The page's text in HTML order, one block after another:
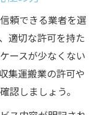
頼できる業者を選
適切な許可を持た
ースが少なくない
集運搬業の許可や
認しましょう。